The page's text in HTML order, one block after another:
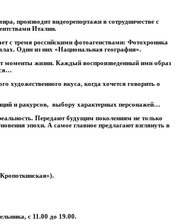
производит видеорепортажи в сотрудничестве с
Италии.
с тремя российскими фотоагенствами: Фотохроника
Один из них «Национальная география».
моменты жизни. Каждый воспроизведенный ими образ
вкуса, когда хочется говорить о
и ракурсов, выбору характерных персонажей…
Передают будущим поколениям не только
эпохи. А самое главное предлагают взглянуть в
с 11.00 до 19.00.